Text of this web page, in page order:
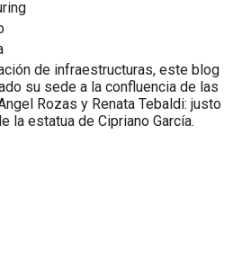
de infraestructuras, este blog
su sede a la confluencia de las
Rozas y Renata Tebaldi: justo
la estatua de Cipriano García.